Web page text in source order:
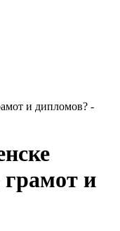
и дипломов? -
грамот и